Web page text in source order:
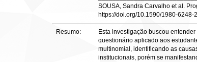
SOUSA, Sandra Carvalho et al.
https://doi.org/10.1590/1980-6248-
Resumo:
Esta investigação buscou
questionário aplicado aos
multinomial, identificando as
institucionais, porém se